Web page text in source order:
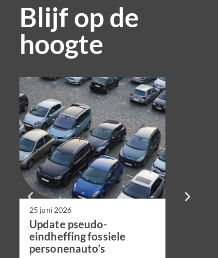
Blijf op de
hoogte
25 juni 2026
Update pseudo-
eindheffing fossiele
personenauto’s